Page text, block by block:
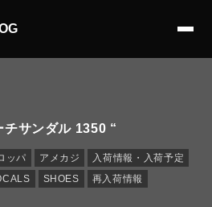
サンダル 1350 “
ッパ アメカジ
入荷情報・入荷予定
SHOES
再入荷情報